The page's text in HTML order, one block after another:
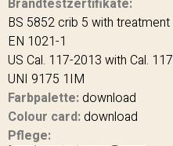
BS 5852 crib 5 with treatment
EN 1021-1
US Cal. 117-2013 with Cal. 117
UNI 9175 1IM
Farbpalette:download
Colour card:download
Pflege: